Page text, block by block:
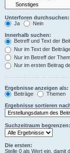
Unterforen durchsuchen:
Ja
Nein
Innerhalb suchen:
Betreff und Text der
Nur im Text der
Nur im Betreff der
Nur im ersten Beitrag
Ergebnisse anzeigen als:
Beiträge
Themen
Ergebnisse sortieren
Suchzeitraum begrenzen:
Die ersten:
Stelle 0 als Wert ein, damit